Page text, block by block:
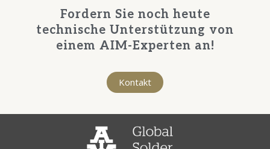
Fordern Sie noch heute
technische Unterstützung von
einem AIM-Experten an!
Kontakt